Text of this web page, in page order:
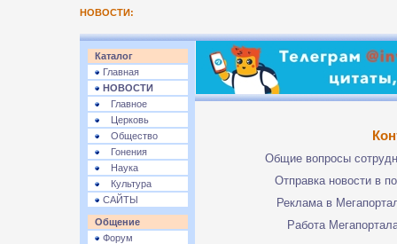
НОВОСТИ:
Каталог
Главная
НОВОСТИ
Главное
Церковь
Общество
Гонения
Наука
Культура
САЙТЫ
Общение
Форум
Общие вопросы
Отправка новости в
Реклама в
Работа